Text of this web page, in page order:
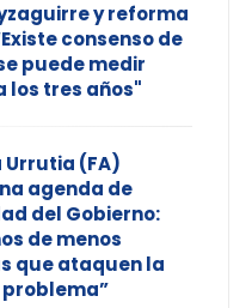
y reforma
consenso de
puede medir
los tres años"
(FA)
agenda de
del Gobierno:
de menos
que ataquen la